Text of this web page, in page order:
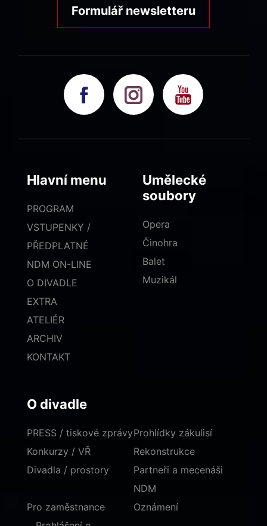
Formulář newsletteru
Hlavní menu
PROGRAM
VSTUPENKY /
PŘEDPLATNÉ
NDM ON-LINE
O DIVADLE
EXTRA
ATELIÉR
ARCHIV
KONTAKT
Umělecké
soubory
Opera
Činohra
Balet
Muzikál
O divadle
PRESS / tiskové zprávy
Konkurzy / VŘ
Divadla / prostory
Prohlídky zákulisí
Rekonstrukce
Partneři a mecenáši
NDM
Pro zaměstnance
Oznámení